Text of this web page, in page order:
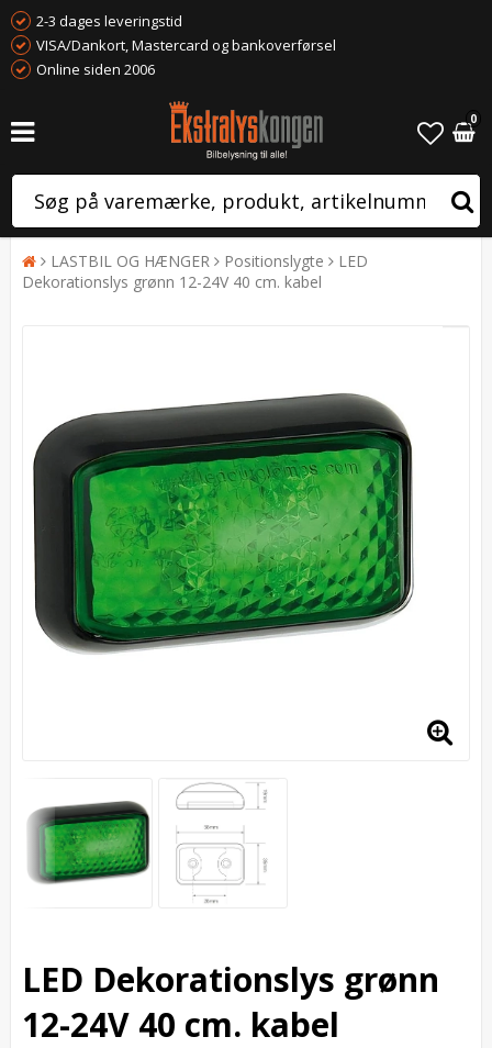
2-3 dages leveringstid
VISA/Dankort, Mastercard og bankoverførsel
Online siden 2006
0
LASTBIL OG HÆNGER Positionslygte
LED
Dekorationslys grønn 12-24V 40 cm. kabel
LED Dekorationslys grønn
12-24V 40 cm. kabel